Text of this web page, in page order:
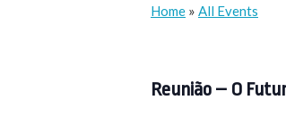
Home » All Events
Reunião – O